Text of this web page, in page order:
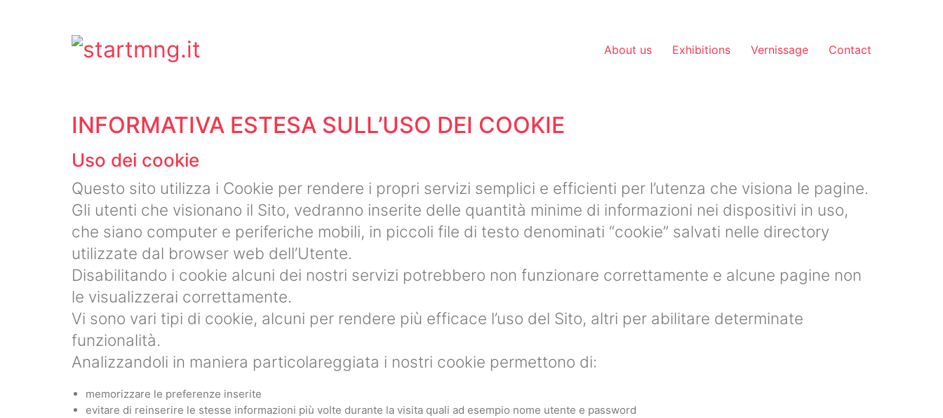
About us Exhibitions Vernissage Contact
INFORMATIVA ESTESA SULL’USO DEI COOKIE
Uso dei cookie
Questo sito utilizza i Cookie per rendere i propri servizi semplici e efficienti per l’utenza che visiona le pagine.
Gli utenti che visionano il Sito, vedranno inserite delle quantità minime di informazioni nei dispositivi in uso,
che siano computer e periferiche mobili, in piccoli file di testo denominati “cookie” salvati nelle directory
utilizzate dal browser web dell’Utente.
Disabilitando i cookie alcuni dei nostri servizi potrebbero non funzionare correttamente e alcune pagine non
le visualizzerai correttamente.
Vi sono vari tipi di cookie, alcuni per rendere più efficace l’uso del Sito, altri per abilitare determinate
funzionalità.
Analizzandoli in maniera particolareggiata i nostri cookie permettono di:
memorizzare le preferenze inserite
evitare di reinserire le stesse informazioni più volte durante la visita quali ad esempio nome utente e password